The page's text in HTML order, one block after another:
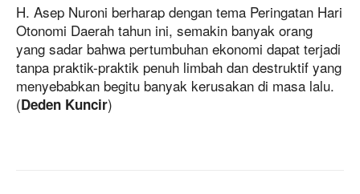
H. Asep Nuroni berharap dengan tema Peringatan Hari
Otonomi Daerah tahun ini, semakin banyak orang
yang sadar bahwa pertumbuhan ekonomi dapat terjadi
tanpa praktik-praktik penuh limbah dan destruktif yang
menyebabkan begitu banyak kerusakan di masa lalu.
(Deden Kuncir)